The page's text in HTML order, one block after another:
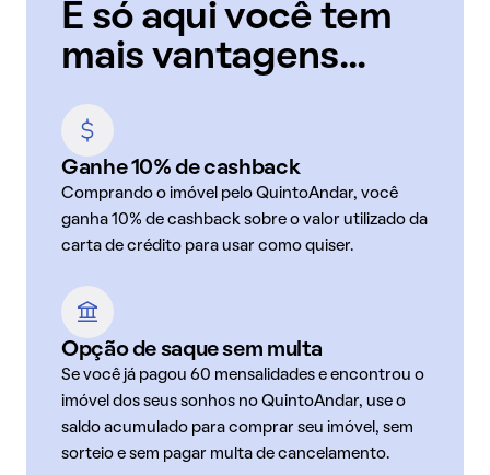
E só aqui você tem
mais vantagens...
Ganhe 10% de cashback
Comprando o imóvel pelo QuintoAndar, você
ganha 10% de cashback sobre o valor utilizado da
carta de crédito para usar como quiser.
Opção de saque sem multa
Se você já pagou 60 mensalidades e encontrou o
imóvel dos seus sonhos no QuintoAndar, use o
saldo acumulado para comprar seu imóvel, sem
sorteio e sem pagar multa de cancelamento.